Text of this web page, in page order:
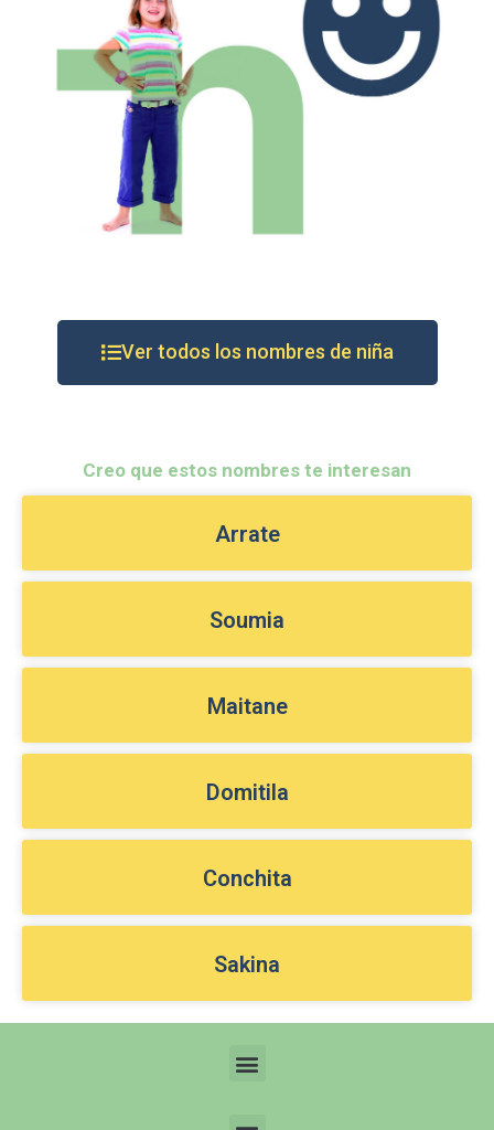
Ver todos los nombres de niña
Creo que estos nombres te interesan
Arrate
Soumia
Maitane
Domitila
Conchita
Sakina